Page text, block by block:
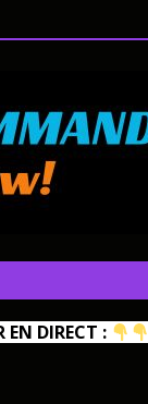
EN DIRECT :